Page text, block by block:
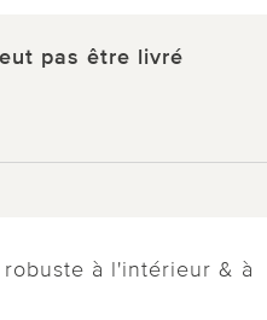
pas être livré
à l'intérieur & à